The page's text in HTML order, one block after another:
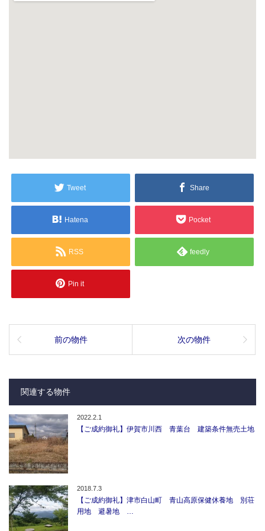
Tweet Share
Hatena Pocket
RSS feedly
Pin it
前の物件 次の物件
関連する物件
2022.2.1
【ご成約御礼】伊賀市川西 青葉台 建築条件無売土地
2018.7.3
【ご成約御礼】津市白山町 青山高原保健休養地 別荘
用地 避暑地 …